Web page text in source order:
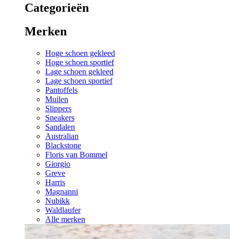
Categorieën
Merken
Hoge schoen gekleed
Hoge schoen sportief
Lage schoen gekleed
Lage schoen sportief
Pantoffels
Muilen
Slippers
Sneakers
Sandalen
Australian
Blackstone
Floris van Bommel
Giorgio
Greve
Harris
Magnanni
Nubikk
Waldlaufer
Alle merken